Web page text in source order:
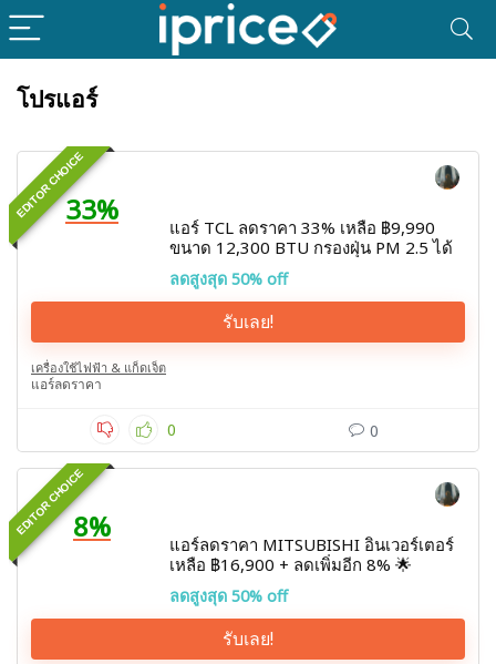
โปรแอร์
EDITOR CHOICE33%
แอร์ TCL ลดราคา 33% เหลือ ฿9,990
ขนาด 12,300 BTU กรองฝุ่น PM 2.5 ได้
ลดสูงสุด 50% off
รับเลย!
เครื่องใช้ไฟฟ้า & แก็ดเจ็ต
แอร์ลดราคา
0 0
EDITOR CHOICE8%
แอร์ลดราคา MITSUBISHI อินเวอร์เตอร์
เหลือ ฿16,900 + ลดเพิ่มอีก 8% 🌟
ลดสูงสุด 50% off
รับเลย!